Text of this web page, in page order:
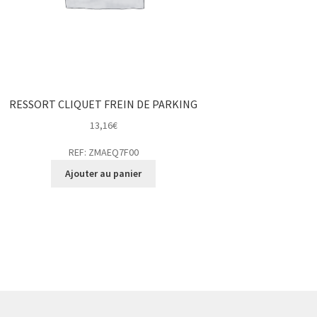
RESSORT CLIQUET FREIN DE PARKING
13,16€
REF: ZMAEQ7F00
Ajouter au panier